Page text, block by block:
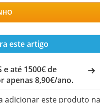
este artigo
e até 1500€ de
apenas 8,90€/ano.
adicionar este produto na